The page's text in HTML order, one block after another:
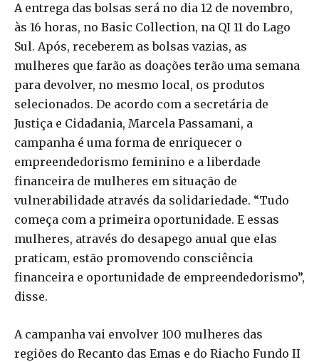
A entrega das bolsas será no dia 12 de novembro,
às 16 horas, no Basic Collection, na QI 11 do Lago
Sul. Após, receberem as bolsas vazias, as
mulheres que farão as doações terão uma semana
para devolver, no mesmo local, os produtos
selecionados. De acordo com a secretária de
Justiça e Cidadania, Marcela Passamani, a
campanha é uma forma de enriquecer o
empreendedorismo feminino e a liberdade
financeira de mulheres em situação de
vulnerabilidade através da solidariedade. “Tudo
começa com a primeira oportunidade. E essas
mulheres, através do desapego anual que elas
praticam, estão promovendo consciência
financeira e oportunidade de empreendedorismo”,
disse.
A campanha vai envolver 100 mulheres das
regiões do Recanto das Emas e do Riacho Fundo II